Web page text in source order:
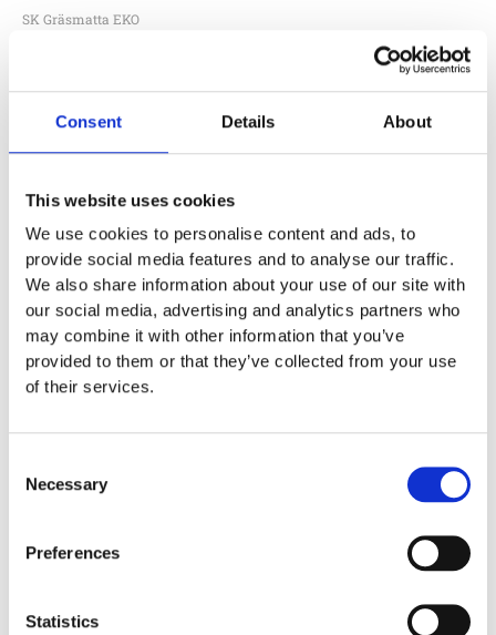
Consent Details About
This website uses cookies
We use cookies to personalise content and ads, to
provide social media features and to analyse our traffic.
We also share information about your use of our site with
our social media, advertising and analytics partners who
may combine it with other information that you’ve
provided to them or that they’ve collected from your use
of their services.
Selection
Necessary
Preferences
Statistics
SK Gräsmatta EKO
SK Fotboll Nonfill
SK Gräsmatta PU
Konstgräs Gräsmatta PU
SK-Lek färg